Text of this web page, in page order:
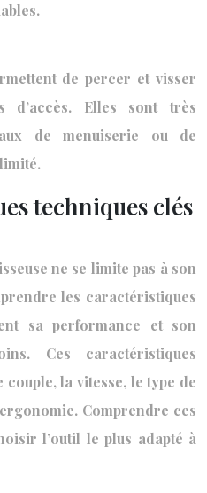
de percer et visser
d’accès. Elles sont très
de menuiserie ou de
techniques clés
ne se limite pas à son
les caractéristiques
sa performance et son
Ces caractéristiques
la vitesse, le type de
Comprendre ces
l’outil le plus adapté à